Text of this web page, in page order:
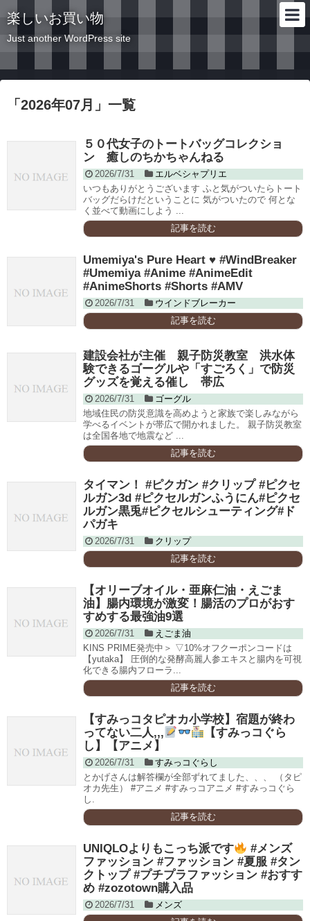
楽しいお買い物
Just another WordPress site
「 2026年07月 」 一覧
５０代女子のトートバッグコレクショ
ン 癒しのちかちゃんねる
2026/7/31
エルベシャプリエ
いつもありがとうございます ふと気がついたらトート
バッグだらけだということに 気がついたので 何とな
く並べて動画にしよう ...
記事を読む
Umemiya's Pure Heart ♥️ #WindBreaker
#Umemiya #Anime #AnimeEdit
#AnimeShorts #Shorts #AMV
2026/7/31
ウインドブレーカー
記事を読む
建設会社が主催 親子防災教室 洪水体
験できるゴーグルや「すごろく」で防災
グッズを覚える催し 帯広
2026/7/31
ゴーグル
地域住民の防災意識を高めようと家族で楽しみながら
学べるイベントが帯広で開かれました。 親子防災教室
は全国各地で地震など ...
記事を読む
タイマン！ #ピクガン #クリップ #ピクセ
ルガン3d #ピクセルガンふうにん#ピクセ
ルガン黒兎#ピクセルシューティング#ド
パガキ
2026/7/31
クリップ
記事を読む
【オリーブオイル・亜麻仁油・えごま
油】腸内環境が激変！腸活のプロがおす
すめする最強油9選
2026/7/31
えごま油
KINS PRIME発売中＞ ▽10%オフクーポンコードは
【yutaka】 圧倒的な発酵高麗人参エキスと腸内を可視
化できる腸内フローラ...
記事を読む
【すみっコタピオカ小学校】宿題が終わ
ってない二人,,,
【すみっコぐら
し】【アニメ】
2026/7/31
すみっコぐらし
とかげさんは解答欄が全部ずれてました、、、 （タピ
オカ先生） #アニメ #すみっコアニメ #すみっコぐら
し.
記事を読む
UNIQLOよりもこっち派です
#メンズ
ファッション #ファッション #夏服 #タン
クトップ #プチプラファッション #おすす
め #zozotown購入品
2026/7/31
メンズ